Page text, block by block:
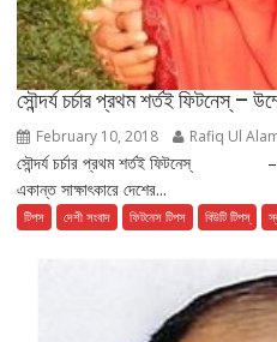
সৌন্দর্য চর্চার প্রথম শর্তই ফিটনেস্ –
February 10, 2018 Rafiq Ul
সৌন্দর্য চর্চার প্রথম শর্তই ফিটনেস্ – উম্মে
একান্ত সাক্ষাৎকারে দেশের...
টিপস দেশী সংবাদ ফিটনেস টিপস বিউটি টিপস্